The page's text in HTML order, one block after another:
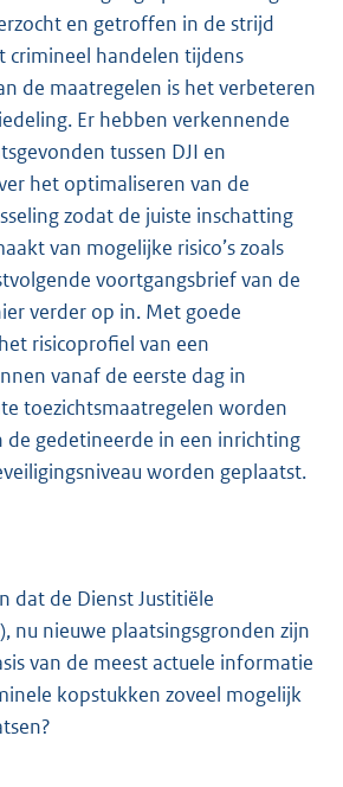
en getroffen in de strijd
crimineel handelen tijdens
de maatregelen is het verbeteren
Er hebben verkennende
tussen DJI en
het optimaliseren van de
zodat de juiste inschatting
van mogelijke risico’s zoals
voortgangsbrief van de
verder op in. Met goede
risicoprofiel van een
vanaf de eerste dag in
toezichtsmaatregelen worden
de gedetineerde in een inrichting
worden geplaatst.
dat de Dienst Justitiële
nu nieuwe plaatsingsgronden zijn
van de meest actuele informatie
kopstukken zoveel mogelijk